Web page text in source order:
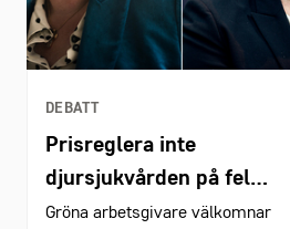
DEBATT
Prisreglera inte
djursjukvården på fel
underlag
Gröna arbetsgivare välkomnar